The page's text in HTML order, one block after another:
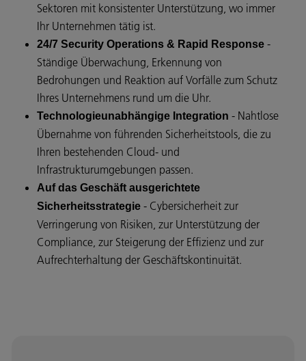
Sektoren mit konsistenter Unterstützung, wo immer
Ihr Unternehmen tätig ist.
24/7 Security Operations & Rapid Response -
Ständige Überwachung, Erkennung von
Bedrohungen und Reaktion auf Vorfälle zum Schutz
Ihres Unternehmens rund um die Uhr.
Technologieunabhängige Integration - Nahtlose
Übernahme von führenden Sicherheitstools, die zu
Ihren bestehenden Cloud- und
Infrastrukturumgebungen passen.
Auf das Geschäft ausgerichtete
Sicherheitsstrategie - Cybersicherheit zur
Verringerung von Risiken, zur Unterstützung der
Compliance, zur Steigerung der Effizienz und zur
Aufrechterhaltung der Geschäftskontinuität.